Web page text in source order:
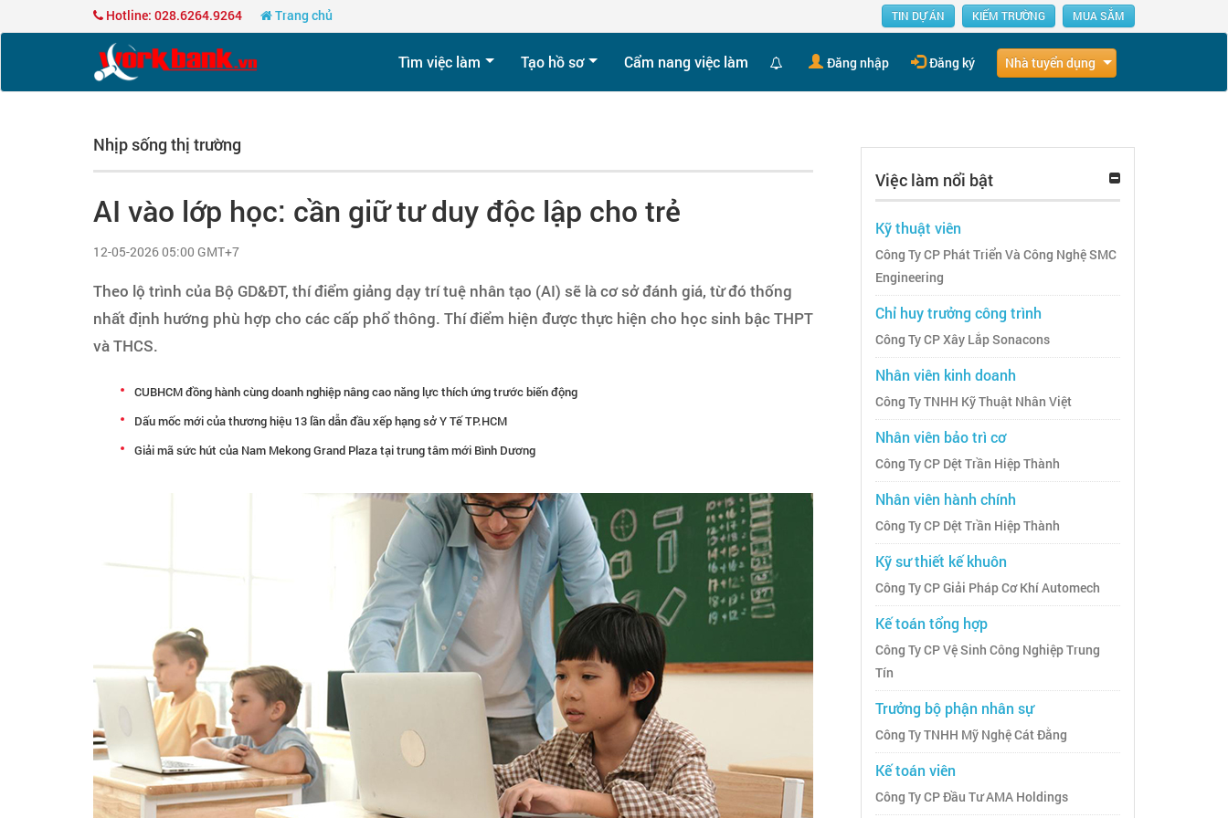
Hotline: 028.6264.9264 Trang chủ TIN DỰ ÁN KIẾM TRƯỜNG MUA SẮM
Tìm việc làm Tạo hồ sơ Cẩm nang việc làm Đăng nhập Đăng ký Nhà tuyển dụng
Nhịp sống thị trường
AI vào lớp học: cần giữ tư duy độc lập cho trẻ
12-05-2026 05:00 GMT+7
Theo lộ trình của Bộ GD&ĐT, thí điểm giảng dạy trí tuệ nhân tạo (AI) sẽ là cơ sở đánh giá, từ đó thống
nhất định hướng phù hợp cho các cấp phổ thông. Thí điểm hiện được thực hiện cho học sinh bậc THPT
và THCS.
CUBHCM đồng hành cùng doanh nghiệp nâng cao năng lực thích ứng trước biến động
Dấu mốc mới của thương hiệu 13 lần dẫn đầu xếp hạng sở Y Tế TP.HCM
Giải mã sức hút của Nam Mekong Grand Plaza tại trung tâm mới Bình Dương
Việc làm nổi bật
Kỹ thuật viên
Công Ty CP Phát Triển Và Công Nghệ SMC
Engineering
Chỉ huy trưởng công trình
Công Ty CP Xây Lắp Sonacons
Nhân viên kinh doanh
Công Ty TNHH Kỹ Thuật Nhân Việt
Nhân viên bảo trì cơ
Công Ty CP Dệt Trần Hiệp Thành
Nhân viên hành chính
Công Ty CP Dệt Trần Hiệp Thành
Kỹ sư thiết kế khuôn
Công Ty CP Giải Pháp Cơ Khí Automech
Kế toán tổng hợp
Công Ty CP Vệ Sinh Công Nghiệp Trung
Tín
Trưởng bộ phận nhân sự
Công Ty TNHH Mỹ Nghệ Cát Đằng
Kế toán viên
Công Ty CP Đầu Tư AMA Holdings